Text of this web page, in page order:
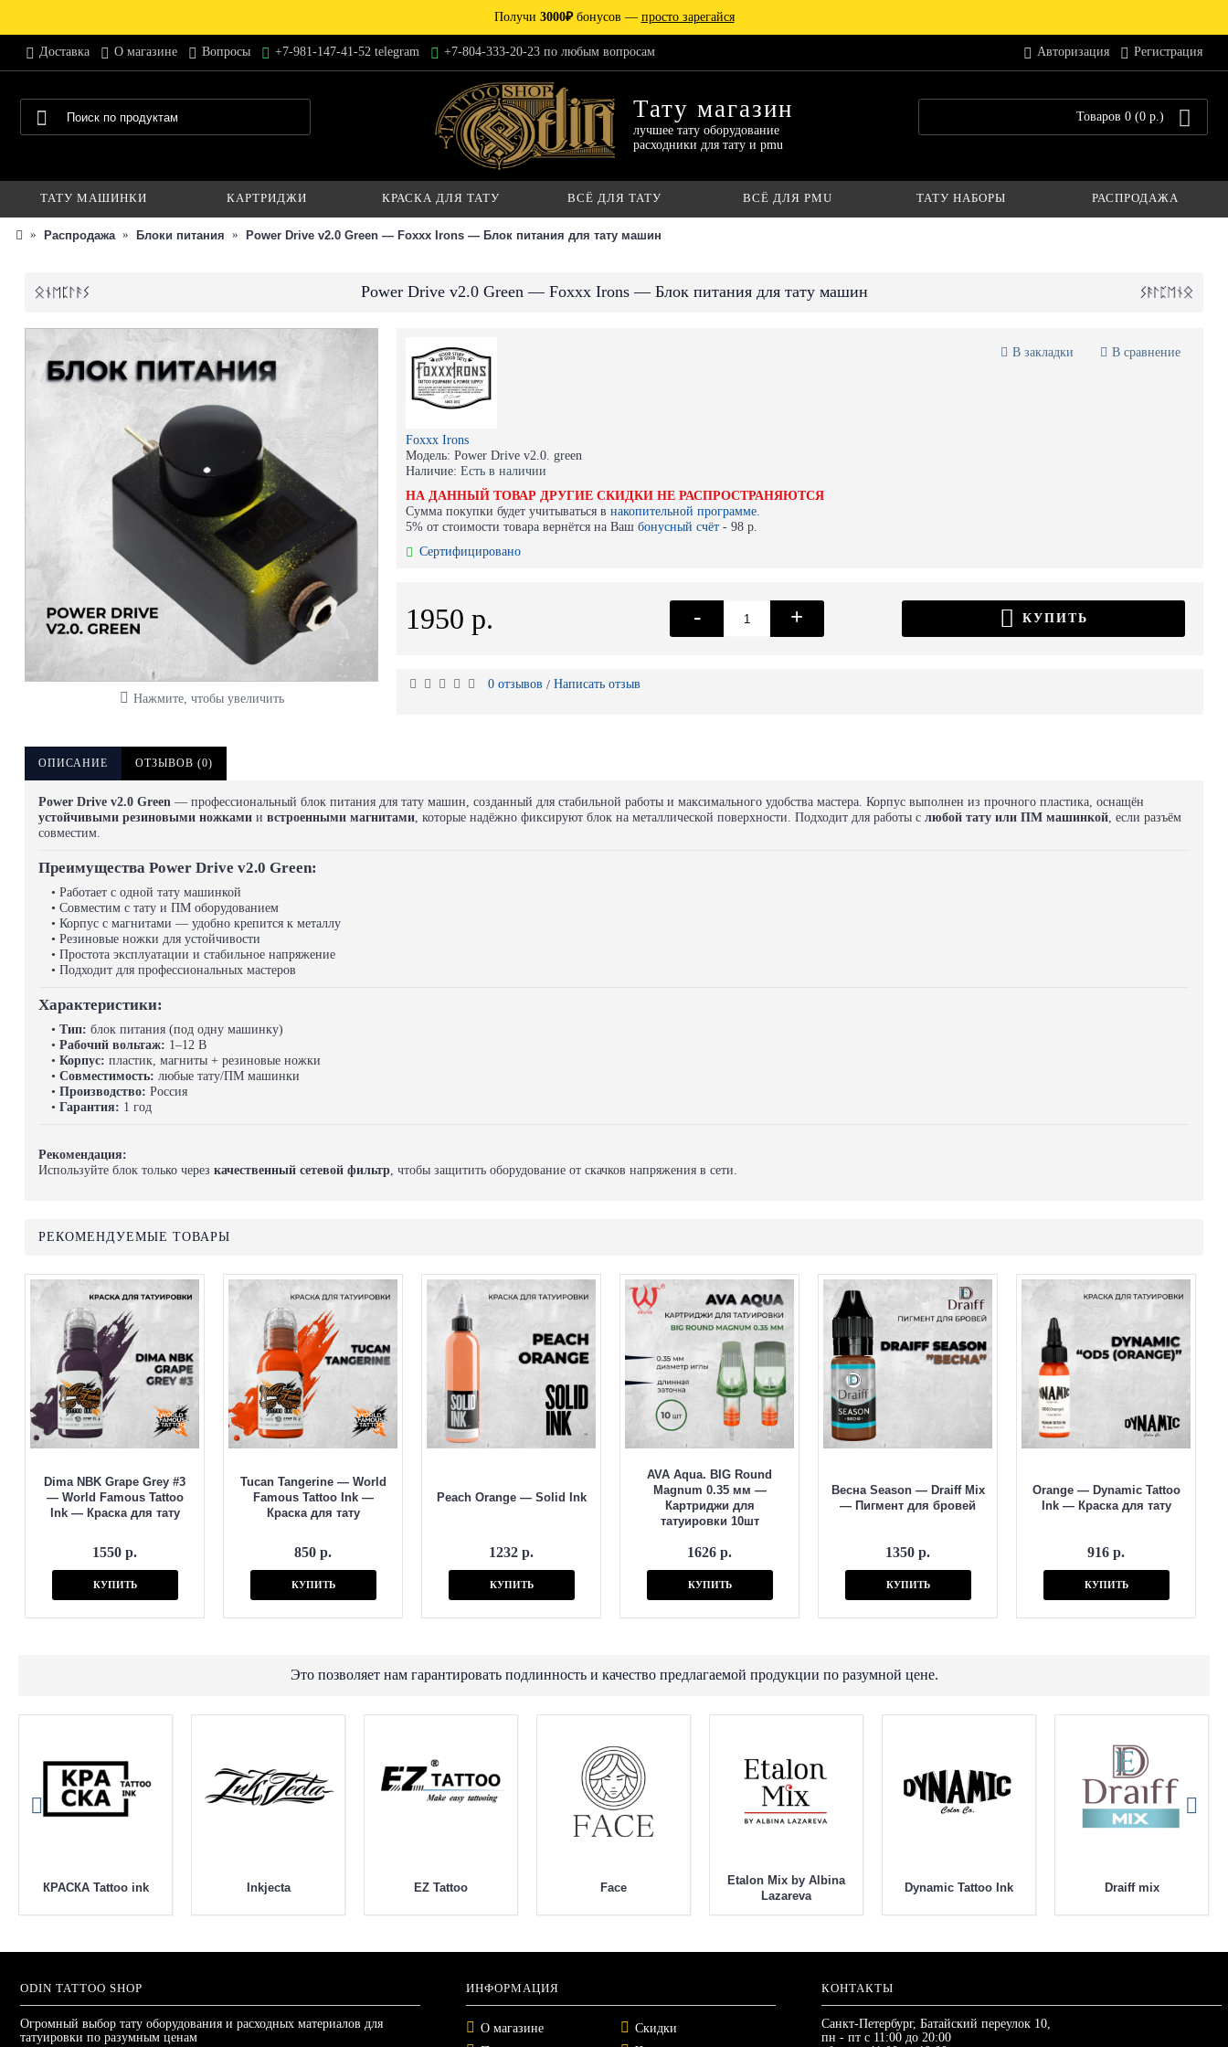
Получи 3000₽бонусов — просто зарегайся
Доставка О магазине Вопросы +7-981-147-41-52 telegram +7-804-333-20-23 по любым вопросам Авторизация Регистрация
Тату магазин
лучшее тату оборудование
расходники для тату и pmu
Товаров 0 (0 р.)
ТАТУ МАШИНКИ КАРТРИДЖИ КРАСКА ДЛЯ ТАТУ ВСЁ ДЛЯ ТАТУ ВСЁ ДЛЯ PMU ТАТУ НАБОРЫ РАСПРОДАЖА
Распродажа Блоки питания Power Drive v2.0 Green — Foxxx Irons — Блок питания для тату машин
Power Drive v2.0 Green — Foxxx Irons — Блок питания для тату машин
Нажмите, чтобы увеличить
В закладки В сравнение
Foxxx Irons
Модель: Power Drive v2.0. green
Наличие: Есть в наличии
НА ДАННЫЙ ТОВАР ДРУГИЕ СКИДКИ НЕ РАСПРОСТРАНЯЮТСЯ
Сумма покупки будет учитываться в накопительной программе.
5% от стоимости товара вернётся на Ваш бонусный счёт - 98 р.
Сертифицировано
1950 р. - + КУПИТЬ
0 отзывов / Написать отзыв
ОПИСАНИЕ ОТЗЫВОВ (0)
Power Drive v2.0 Green — профессиональный блок питания для тату машин, созданный для стабильной работы и максимального удобства мастера. Корпус выполнен из прочного пластика, оснащён
устойчивыми резиновыми ножками и встроенными магнитами, которые надёжно фиксируют блок на металлической поверхности. Подходит для работы с любой тату или ПМ машинкой, если разъём
совместим.
Преимущества Power Drive v2.0 Green:
• Работает с одной тату машинкой
• Совместим с тату и ПМ оборудованием
• Корпус с магнитами — удобно крепится к металлу
• Резиновые ножки для устойчивости
• Простота эксплуатации и стабильное напряжение
• Подходит для профессиональных мастеров
Характеристики:
• Тип: блок питания (под одну машинку)
• Рабочий вольтаж: 1–12 В
• Корпус: пластик, магниты + резиновые ножки
• Совместимость: любые тату/ПМ машинки
• Производство: Россия
• Гарантия: 1 год
Рекомендация:
Используйте блок только через качественный сетевой фильтр , чтобы защитить оборудование от скачков напряжения в сети.
РЕКОМЕНДУЕМЫЕ ТОВАРЫ
Dima NBK Grape Grey #3
— World Famous Tattoo
Ink — Краска для тату
1550 р.
КУПИТЬ
Tucan Tangerine — World
Famous Tattoo Ink —
Краска для тату
850 р.
КУПИТЬ
Peach Orange — Solid Ink
1232 р.
КУПИТЬ
AVA Aqua. BIG Round
Magnum 0.35 мм —
Картриджи для
татуировки 10шт
1626 р.
КУПИТЬ
Весна Season — Draiff Mix
— Пигмент для бровей
1350 р.
КУПИТЬ
Orange — Dynamic Tattoo
Ink — Краска для тату
916 р.
КУПИТЬ
Это позволяет нам гарантировать подлинность и качество предлагаемой продукции по разумной цене.
КРАСКА Tattoo ink Inkjecta EZ Tattoo Face
Etalon Mix by Albina
Lazareva
Dynamic Tattoo Ink Draiff mix
ODIN TATTOO SHOP
Огромный выбор тату оборудования и расходных материалов для
татуировки по разумным ценам
ИНФОРМАЦИЯ
О магазине
Скидки
КОНТАКТЫ
Санкт-Петербург, Батайский переулок 10,
пн - пт с 11:00 до 20:00